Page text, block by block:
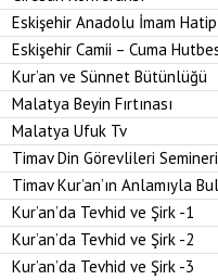
Eskişehir Anadolu İmam
Eskişehir Camii – Cuma
Kur’an ve Sünnet Bütünlüğü
Malatya Beyin Fırtınası
Malatya Ufuk Tv
Timav Din Görevlileri Semineri
Timav Kur’an’ın Anlamıyla
Kur’an’da Tevhid ve Şirk -1
Kur’an’da Tevhid ve Şirk -2
Kur’an’da Tevhid ve Şirk -3